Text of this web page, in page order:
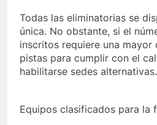
Todas las eliminatorias se
única. No obstante, si el
inscritos requiere una
pistas para cumplir con el
habilitarse sedes alternativas.
Equipos clasificados para la